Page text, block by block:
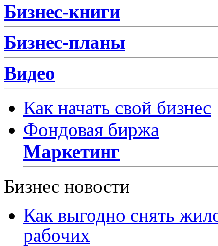
Бизнес-книги
Бизнес-планы
Видео
Как начать свой бизнес
Фондовая биржа
Маркетинг
Бизнес новости
Как выгодно снять
рабочих